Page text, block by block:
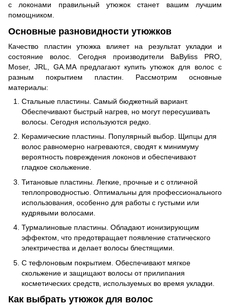
с локонами правильный утюжок станет вашим лучшим
помощником.
Основные разновидности утюжков
Качество пластин утюжка влияет на результат укладки и
состояние волос. Сегодня производители BaByliss PRO,
Moser, JRL, GA.MA предлагают купить утюжок для волос с
разным покрытием пластин. Рассмотрим основные
материалы:
Стальные пластины. Самый бюджетный вариант.
Обеспечивают быстрый нагрев, но могут пересушивать
волосы. Сегодня используются редко.
Керамические пластины. Популярный выбор. Щипцы для
волос равномерно нагреваются, сводят к минимуму
вероятность повреждения локонов и обеспечивают
гладкое скольжение.
Титановые пластины. Легкие, прочные и с отличной
теплопроводностью. Оптимальны для профессионального
использования, особенно для работы с густыми или
кудрявыми волосами.
Турмалиновые пластины. Обладают ионизирующим
эффектом, что предотвращает появление статического
электричества и делает волосы блестящими.
С тефлоновым покрытием. Обеспечивают мягкое
скольжение и защищают волосы от прилипания
косметических средств, используемых во время укладки.
Как выбрать утюжок для волос